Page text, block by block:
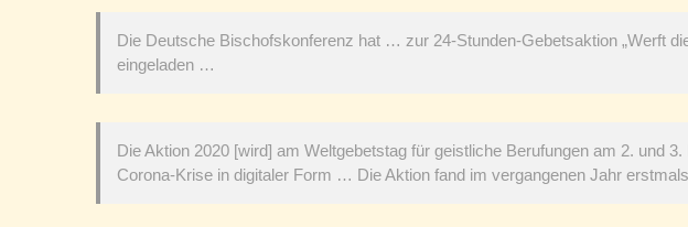
Die Deutsche Bischofskonferenz hat … zur 24-Stunden-Gebetsaktion „Werft
eingeladen …
Die Aktion 2020 [wird] am Weltgebetstag für geistliche Berufungen am 2. und
Corona-Krise in digitaler Form … Die Aktion fand im vergangenen Jahr